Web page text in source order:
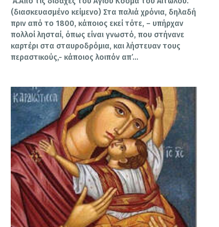
(διασκευασμένο κείμενο) Στα παλιά χρόνια, δηλαδή
πριν από το 1800, κάποιος εκεί τότε, – υπήρχαν
πολλοί λησταί, όπως είναι γνωστό, που στήνανε
καρτέρι στα σταυροδρόμια, και λήστευαν τους
περαστικούς,- κάποιος λοιπόν απ’…